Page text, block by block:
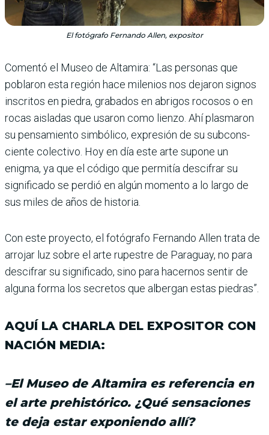
El fotógrafo Fernando Allen, expositor
Comentó el Museo de Alta­mira: “Las personas que
poblaron esta región hace milenios nos dejaron signos
inscritos en piedra, graba­dos en abrigos rocosos o en
rocas aisladas que usaron como lienzo. Ahí plasmaron
su pensamiento simbólico, expresión de su subcons­
ciente colectivo. Hoy en día este arte supone un
enigma, ya que el código que permi­tía descifrar su
significado se perdió en algún momento a lo largo de
sus miles de años de historia.
Con este proyecto, el fotó­grafo Fernando Allen trata de
arrojar luz sobre el arte rupestre de Paraguay, no para
descifrar su significado, sino para hacernos sentir de
alguna forma los secretos que albergan estas piedras”.
AQUÍ LA CHARLA DEL EXPOSITOR CON
NACIÓN MEDIA:
–El Museo de Altamira es referencia en
el arte pre­histórico. ¿Qué sensa­ciones
te deja estar expo­niendo allí?